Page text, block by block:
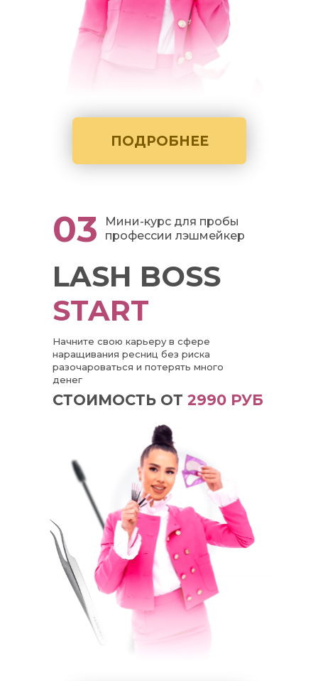
ПОДРОБНЕЕ
LASH BOSS
START
Мини-курс для пробы
профессии лэшмейкер
СТОИМОСТЬ ОТ 2990 РУБ
03
Начните свою карьеру в сфере
наращивания ресниц без риска
разочароваться и потерять много
денег